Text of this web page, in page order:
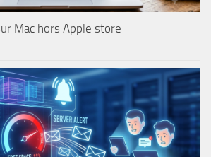
Mac hors Apple store